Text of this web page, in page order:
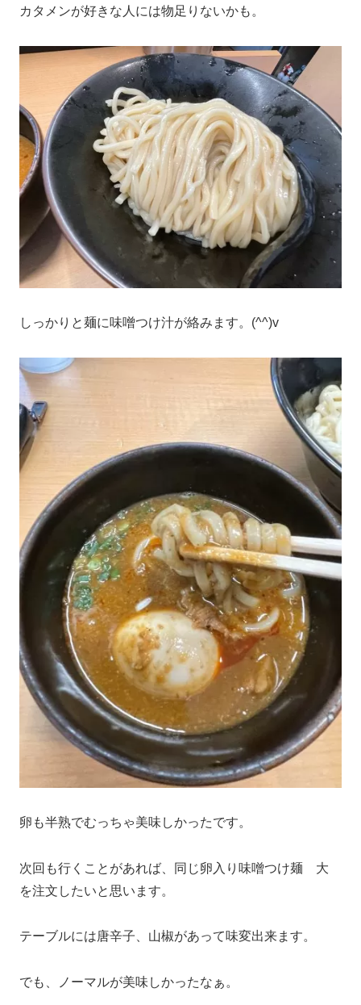
カタメンが好きな人には物足りないかも。
しっかりと麺に味噌つけ汁が絡みます。(^^)v
卵も半熟でむっちゃ美味しかったです。
次回も行くことがあれば、同じ卵入り味噌つけ麺 大
を注文したいと思います。
テーブルには唐辛子、山椒があって味変出来ます。
でも、ノーマルが美味しかったなぁ。